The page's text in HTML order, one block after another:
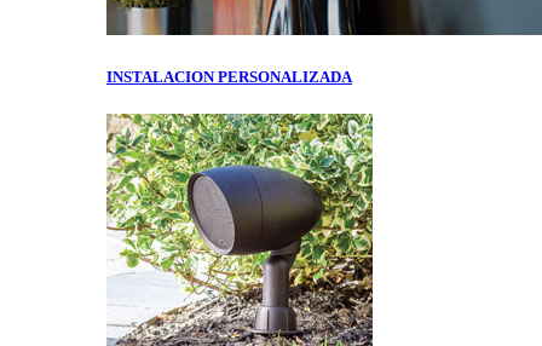
INSTALACION PERSONALIZADA